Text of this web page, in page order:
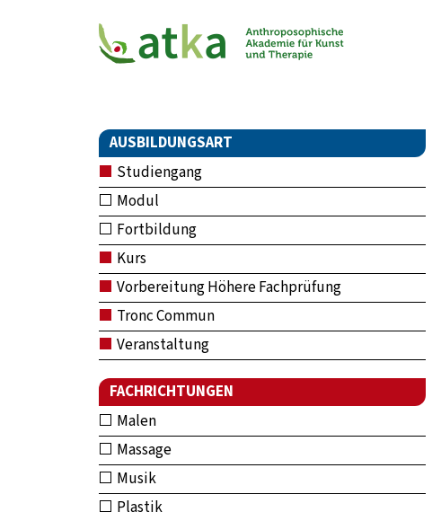
AUSBILDUNGSART
Studiengang
Modul
Fortbildung
Kurs
Vorbereitung Höhere Fachprüfung
Tronc Commun
Veranstaltung
FACHRICHTUNGEN
Malen
Massage
Musik
Plastik